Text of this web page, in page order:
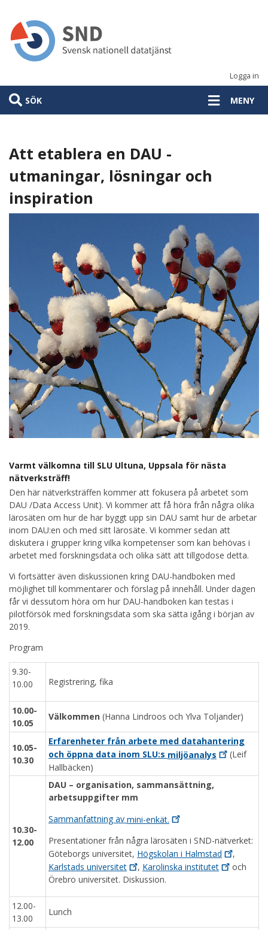
huvudinnehåll
Logga in
SÖK MENY
Att etablera en DAU -
utmaningar, lösningar och
inspiration
Varmt välkomna till SLU Ultuna, Uppsala för nästa
nätverksträff!
Den här nätverksträffen kommer att fokusera på arbetet som
DAU /Data Access Unit). Vi kommer att få höra från några olika
lärosäten om hur de har byggt upp sin DAU samt hur de arbetar
inom DAU:en och med sitt lärosäte. Vi kommer sedan att
diskutera i grupper kring vilka kompetenser som kan behövas i
arbetet med forskningsdata och olika sätt att tillgodose detta.
Vi fortsätter även diskussionen kring DAU-handboken med
möjlighet till kommentarer och förslag på innehåll. Under dagen
får vi dessutom höra om hur DAU-handboken kan testas i
pilotförsök med forskningsdata som ska sätta igång i början av
2019.
Program
9.30-
10.00
Registrering, fika
10.00-
10.05
Välkommen (Hanna Lindroos och Ylva Toljander)
10.05-
10.30
Erfarenheter från arbete med datahantering
och öppna data inom SLU:s miljöanalys
(Leif
Hallbäcken)
10.30-
12.00
DAU – organisation, sammansättning,
arbetsuppgifter mm
Sammanfattning av mini-enkät.
Presentationer från några lärosäten i SND-nätverket:
Göteborgs universitet, Högskolan i Halmstad
,
Karlstads universitet , Karolinskainstitutet
och
Örebro universitet. Diskussion.
12.00-
13.00
Lunch